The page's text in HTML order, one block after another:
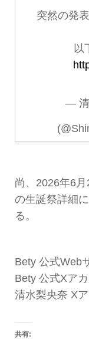
突然の発
以
— 清
尚、2026年6
の生誕祭詳細
る。
Bety 公式Web
Bety 公式Xアカ
清水梨央奈 Xア
共有: